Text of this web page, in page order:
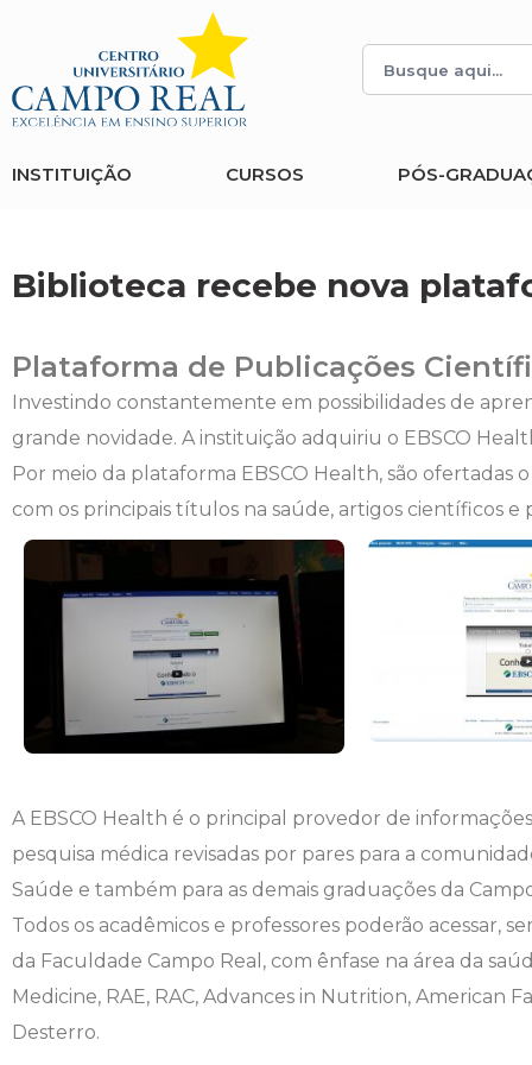
INSTITUIÇÃO CURSOS PÓS-
Biblioteca recebe nova
Plataforma de Publicações
Investindo constantemente em possibilidades de
grande novidade. A instituição adquiriu o EBSCO
Por meio da plataforma EBSCO Health, são ofertadas
com os principais títulos na saúde, artigos científicos e
A EBSCO Health é o principal provedor de
pesquisa médica revisadas por pares para a
Saúde e também para as demais graduações da
Todos os acadêmicos e professores poderão acessar,
da Faculdade Campo Real, com ênfase na área da
Medicine, RAE, RAC, Advances in Nutrition, American
Desterro.
Histórico
Editais
Administração
Ciências Contábeis
Enfermagem
Engenharia Civil
Engenharia de Software
Engenharia Elétrica
Engenharia Mecânica
Farmácia
Fisioterapia
Medicina
Medicina Veterinária
Nutrição
Vestibular de Inverno
2ª Via de Boleto
Biblioteca
Calendário de Provas
Central de Estágios - TCC
Ensalamento
Horário de Aulas
Manual do Acadêmico
Manual de Formatura
Manual de Trabalhos Acadêmicos
Minha Biblioteca
Núcleo de Apoio Psicopedagógico
Ouvidoria
Avalie a Campo Real
COLAP
Comitê de Ética em Pesquisa
Educação em Direitos Humanos
Editais
Infocampo
Intercampo
Logos Campo Real
NAPP e NAPC
Portal do Egresso
Portal do RH